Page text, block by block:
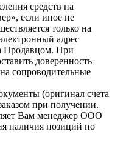
средств на
если иное не
только на
адрес
Продавцом. При
доверенность
сопроводительные
(оригинал счета
при получении.
Вам менеджер ООО
наличия позиций по